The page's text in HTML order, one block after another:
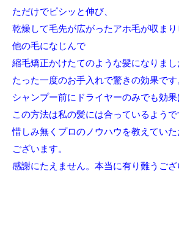
ただけでピシッと伸び、
乾燥して毛先が広がったアホ毛が収ま
他の毛になじんで
縮毛矯正かけたてのような髪になりまし
たった一度のお手入れで驚きの効果です
シャンプー前にドライヤーのみでも効果
この方法は私の髪には合っているようで
惜しみ無くプロのノウハウを教えてい
ございます。
感謝にたえません。本当に有り難うござ